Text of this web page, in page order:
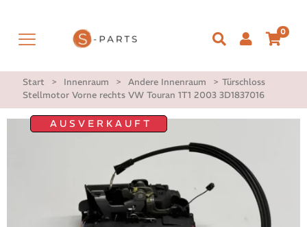
0
Start > Innenraum > Andere Innenraum > Türschloss
Stellmotor Vorne rechts VW Touran 1T1 2003 3D1837016
AUSVERKAUFT